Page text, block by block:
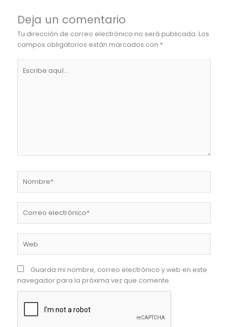
Deja un comentario
Tu dirección de correo electrónico no será publicada. Los
campos obligatorios están marcados con *
aquí...
electrónico*
Guarda mi nombre, correo electrónico y web en este
navegador para la próxima vez que comente.